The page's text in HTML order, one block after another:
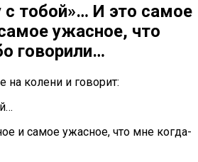
тобой»… И это самое
ужасное, что
говорили…
на колени и говорит:
и самое ужасное, что мне когда-